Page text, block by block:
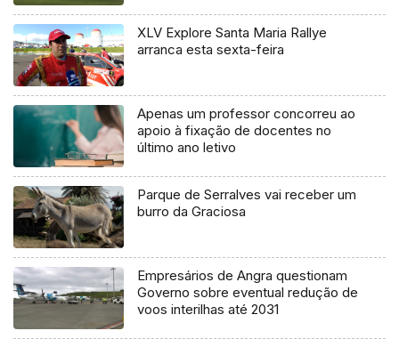
XLV Explore Santa Maria Rallye
arranca esta sexta-feira
Apenas um professor concorreu ao
apoio à fixação de docentes no
último ano letivo
Parque de Serralves vai receber um
burro da Graciosa
Empresários de Angra questionam
Governo sobre eventual redução de
voos interilhas até 2031